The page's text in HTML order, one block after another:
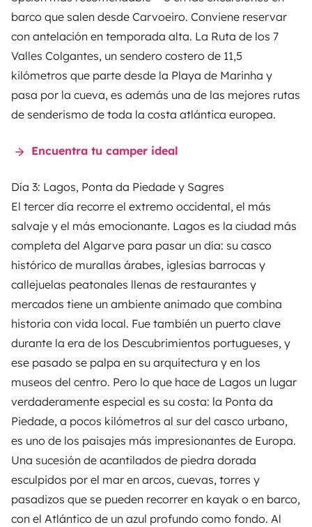
barco que salen desde Carvoeiro. Conviene reservar
con antelación en temporada alta. La Ruta de los 7
Valles Colgantes, un sendero costero de 11,5
kilómetros que parte desde la Playa de Marinha y
pasa por la cueva, es además una de las mejores rutas
de senderismo de toda la costa atlántica europea.
Encuentra tu camper ideal
Día 3: Lagos, Ponta da Piedade y Sagres
El tercer día recorre el extremo occidental, el más
salvaje y el más emocionante. Lagos es la ciudad más
completa del Algarve para pasar un día: su casco
histórico de murallas árabes, iglesias barrocas y
callejuelas peatonales llenas de restaurantes y
mercados tiene un ambiente animado que combina
historia con vida local. Fue también un puerto clave
durante la era de los Descubrimientos portugueses, y
ese pasado se palpa en su arquitectura y en los
museos del centro. Pero lo que hace de Lagos un lugar
verdaderamente especial es su costa: la Ponta da
Piedade, a pocos kilómetros al sur del casco urbano,
es uno de los paisajes más impresionantes de Europa.
Una sucesión de acantilados de piedra dorada
esculpidos por el mar en arcos, cuevas, torres y
pasadizos que se pueden recorrer en kayak o en barco,
con el Atlántico de un azul profundo como fondo. Al